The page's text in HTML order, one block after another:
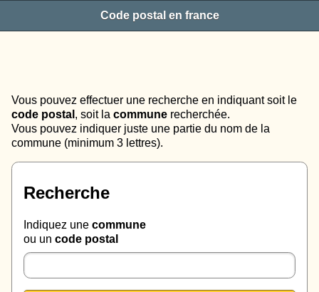
Code postal en france
Vous pouvez effectuer une recherche en indiquant soit le
code postal , soit la commune recherchée.
Vous pouvez indiquer juste une partie du nom de la
commune (minimum 3 lettres).
Recherche
Indiquez une commune
ou un code postal